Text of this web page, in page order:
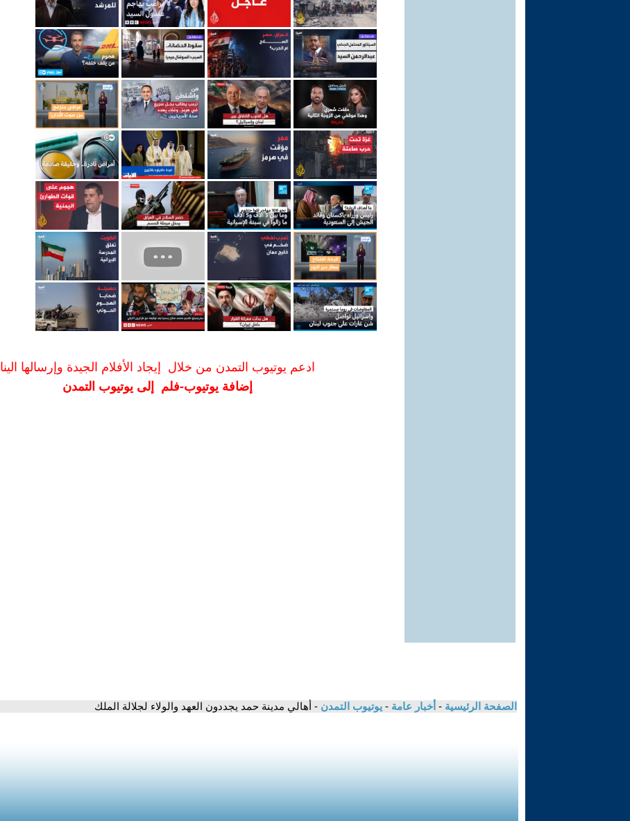
ادعم يوتيوب التمدن من خلال إيجاد الأفلام الجيدة وإرسالها الينا
إضافة يوتيوب-فلم إلى يوتيوب التمدن
الصفحة الرئيسية - أخبار عامة - يوتيوب التمدن - أهالي مدينة حمد يجددون العهد والولاء لجلالة الملك